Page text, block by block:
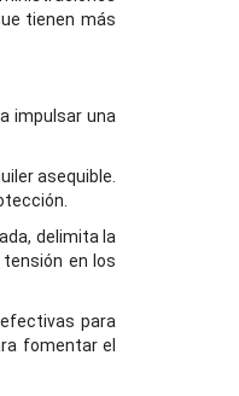
tienen más
impulsar una
asequible.
delimita la
en los
para
fomentar el